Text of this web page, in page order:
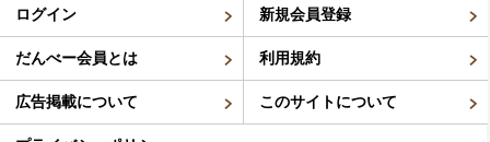
ログイン 新規会員登録
だんべー会員とは 利用規約
広告掲載について このサイトについて